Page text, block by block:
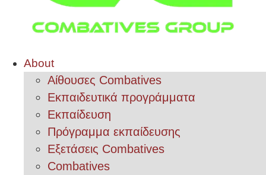
About
Αίθουσες Combatives
Εκπαιδευτικά προγράμματα
Εκπαίδευση
Πρόγραμμα εκπαίδευσης
Εξετάσεις Combatives
Combatives